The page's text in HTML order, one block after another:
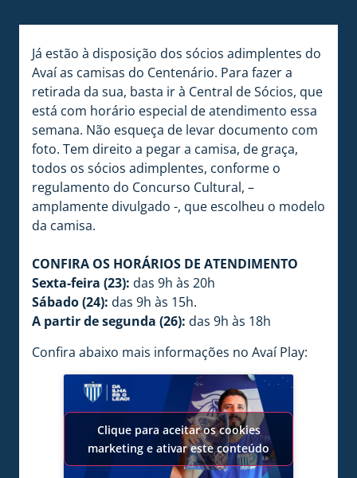
Já estão à disposição dos sócios adimplentes do
Avaí as camisas do Centenário. Para fazer a
retirada da sua, basta ir à Central de Sócios, que
está com horário especial de atendimento essa
semana. Não esqueça de levar documento com
foto. Tem direito a pegar a camisa, de graça,
todos os sócios adimplentes, conforme o
regulamento do Concurso Cultural, –
amplamente divulgado -, que escolheu o modelo
da camisa.
CONFIRA OS HORÁRIOS DE ATENDIMENTO
Sexta-feira (23): das 9h às 20h
Sábado (24): das 9h às 15h.
A partir de segunda (26): das 9h às 18h
Confira abaixo mais informações no Avaí Play:
Clique para aceitar os cookies
marketing e ativar este conteúdo